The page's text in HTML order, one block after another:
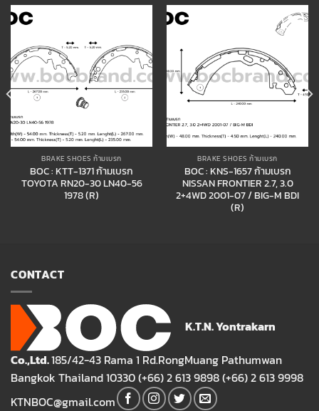
wishlist
BRAKE SHOES ก้ามเบรก
BOC : KTT-1371 ก้ามเบรก
TOYOTA RN20-30 LN40-56
1978 (R)
BRAKE SHOES ก้ามเบรก
BOC : KNS-1657 ก้ามเบรก
NISSAN FRONTIER 2.7, 3.0
2+4WD 2001-07 / BIG-M BDI
(R)
CONTACT
K.T.N. Yontrakarn
Co.,Ltd.185/42-43 Rama 1 Rd.RongMuang Pathumwan
Bangkok Thailand 10330 (+66) 2 613 9898 (+66) 2 613 9998
KTNBOC@gmail.com